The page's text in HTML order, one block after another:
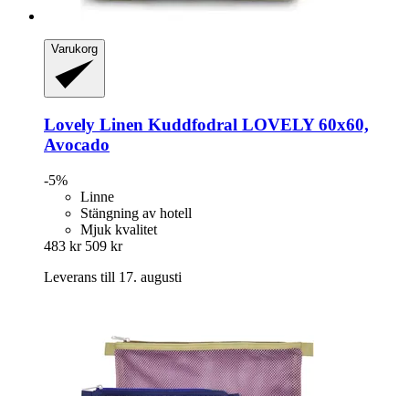
Varukorg
Lovely Linen Kuddfodral LOVELY 60x60,
Avocado
-5%
Linne
Stängning av hotell
Mjuk kvalitet
483 kr 509 kr
Leverans till 17. augusti